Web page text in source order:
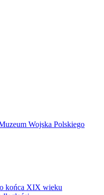
Wojska Polskiego
końca XIX wieku